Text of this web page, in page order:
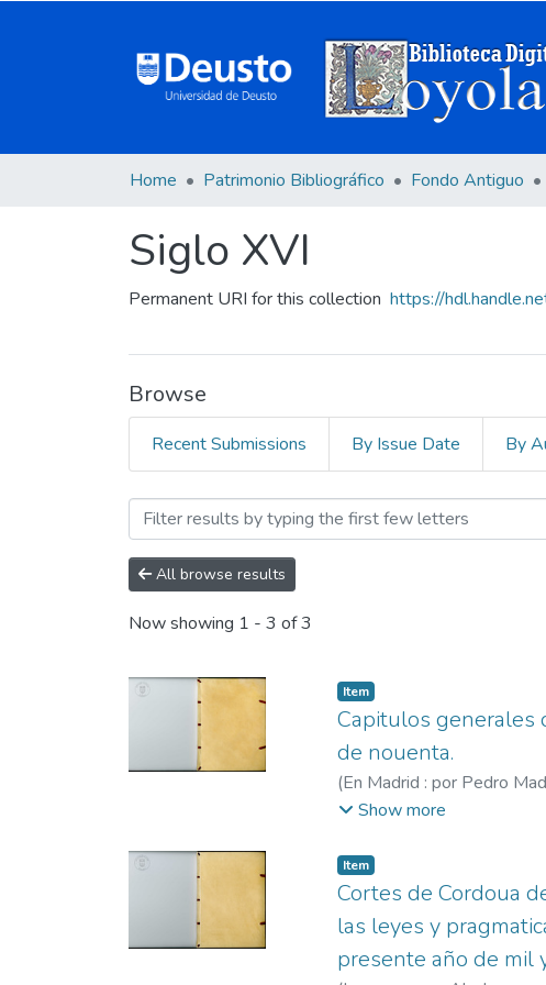
Home Patrimonio Bibliográfico Fondo Antiguo
Siglo XVI
Permanent URI for this collection https://
Browse
Recent Submissions By Issue Date By
Browsing Siglo XVI by
All browse results
Now showing 1 - 3 of 3
Item
Capitulos generales
de nouenta.
(En Madrid : por Pedro
Pedro, fl. 1586-1600
Show more
Item
Cortes de Cordoua
las leyes y
presente año de mil